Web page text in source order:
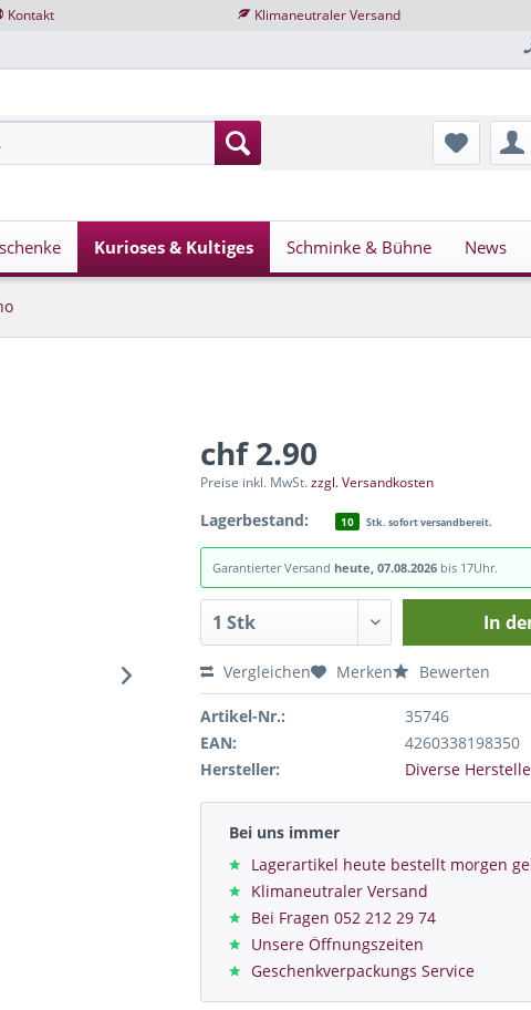
Kontakt Klimaneutraler Versand
Kurioses & Kultiges Schminke & Bühne News
chf 2.90
Preise inkl. MwSt.zzgl. Versandkosten
Lagerbestand: 10 Stk. sofort versandbereit.
Garantierter Versand heute, 07.08.2026 bis 17Uhr.
In
Vergleichen Merken Bewerten
Artikel-Nr.:
35746
EAN:
4260338198350
Hersteller:
Diverse
Bei uns immer
Lagerartikel heute bestellt morgen
Klimaneutraler Versand
Bei Fragen 052 212 29 74
Unsere Öffnungszeiten
Geschenkverpackungs Service